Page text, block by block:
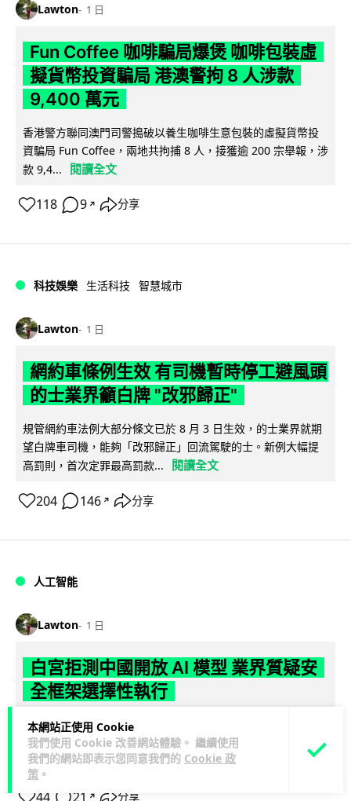
本網站正使用 Cookie
我們使用 Cookie 改善網站體驗。 繼續使用
我們的網站即表示您同意我們的 Cookie 政
策 。
Lawton 1 日
Fun Coffee 咖啡騙局爆煲 咖啡包裝虛
擬貨幣投資騙局 港澳警拘 8 人涉款
9,400 萬元
香港警方聯同澳門司警搗破以養生咖啡生意包裝的虛擬貨幣投
資騙局 Fun Coffee，兩地共拘捕 8 人，接獲逾 200 宗舉報，涉
款 9,4...
閱讀全文
118 9 ↗ 分享
科技娛樂 生活科技 智慧城市
Lawton 1 日
網約車條例生效 有司機暫時停工避風頭
的士業界籲白牌 "改邪歸正"
規管網約車法例大部分條文已於 8 月 3 日生效，的士業界就期
望白牌車司機，能夠「改邪歸正」回流駕駛的士。新例大幅提
高罰則，首次定罪最高罰款...
閱讀全文
204 146 ↗ 分享
人工智能
Lawton 1 日
白宮拒測中國開放 AI 模型 業界質疑安
全框架選擇性執行
彭博社報道，白宮通知美國頂尖 AI 公司，中國開發的開放權重
模型將不納入特朗普政府新 AI 安全框架的測試範圍。美國業界
則聯署呼籲政府不要限... 閱讀全文
44 21 ↗ 分享